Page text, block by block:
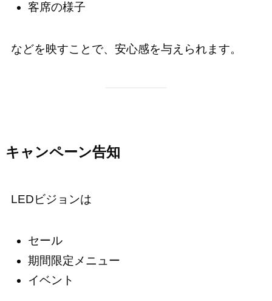
客席の様子
などを映すことで、安心感を与えられます。
キャンペーン告知
LEDビジョンは
セール
期間限定メニュー
イベント